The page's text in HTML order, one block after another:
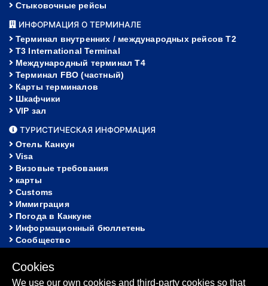
Стыковочные рейсы
ИНФОРМАЦИЯ О ТЕРМИНАЛЕ
Терминал внутренних / международных рейсов T2
T3 International Terminal
Международный терминал Т4
Терминал FBO (частный)
Карты терминалов
Шкафчики
VIP зал
ТУРИСТИЧЕСКАЯ ИНФОРМАЦИЯ
Отель Канкун
Visa
Визовые требования
карты
Customs
Иммиграция
Погода в Канкуне
Информационный бюллетень
Сообщество
FAQ
Cookies
We use our own cookies and third-party cookies so that